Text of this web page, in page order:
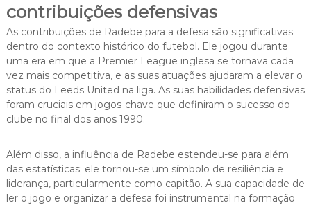
contribuições defensivas
As contribuições de Radebe para a defesa são significativas
dentro do contexto histórico do futebol. Ele jogou durante
uma era em que a Premier League inglesa se tornava cada
vez mais competitiva, e as suas atuações ajudaram a elevar o
status do Leeds United na liga. As suas habilidades defensivas
foram cruciais em jogos-chave que definiram o sucesso do
clube no final dos anos 1990.
Além disso, a influência de Radebe estendeu-se para além
das estatísticas; ele tornou-se um símbolo de resiliência e
liderança, particularmente como capitão. A sua capacidade de
ler o jogo e organizar a defesa foi instrumental na formação